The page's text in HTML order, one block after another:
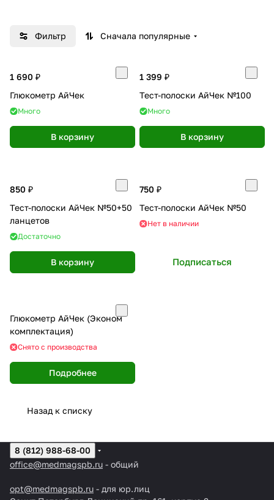
Фильтр Сначала популярные
1 690 ₽
Глюкометр АйЧек
Много
В корзину
1 399 ₽
Тест-полоски АйЧек №100
Много
В корзину
850 ₽
Тест-полоски АйЧек №50+50
ланцетов
Достаточно
В корзину
750 ₽
Тест-полоски АйЧек №50
Нет в наличии
Подписаться
Глюкометр АйЧек (Эконом
комплектация)
Снято с производства
Подробнее
Назад к списку
8 (812) 988-68-00
office@medmagspb.ru - общий
opt@medmagspb.ru - для юр.лиц